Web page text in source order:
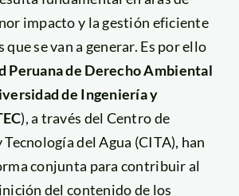
impacto y la gestión eficiente
se van a generar. Es por ello
Peruana de Derecho Ambiental
de Ingeniería y
), a través del Centro de
del Agua (CITA), han
conjunta para contribuir al
del contenido de los